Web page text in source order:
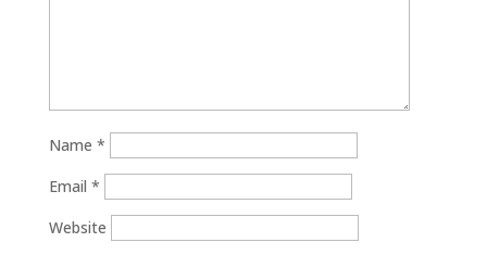
Name *
Email *
Website